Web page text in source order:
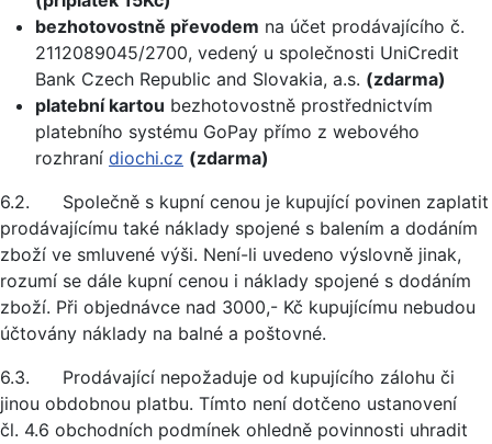
bezhotovostně převodem na účet prodávajícího č.
2112089045/2700, vedený u společnosti UniCredit
Bank Czech Republic and Slovakia, a.s. (zdarma)
platební kartou bezhotovostně prostřednictvím
platebního systému GoPay přímo z webového
rozhraní diochi.cz (zdarma)
6.2. Společně s kupní cenou je kupující povinen zaplatit
prodávajícímu také náklady spojené s balením a dodáním
zboží ve smluvené výši. Není-li uvedeno výslovně jinak,
rozumí se dále kupní cenou i náklady spojené s dodáním
zboží. Při objednávce nad 3000,- Kč kupujícímu nebudou
účtovány náklady na balné a poštovné.
6.3. Prodávající nepožaduje od kupujícího zálohu či
jinou obdobnou platbu. Tímto není dotčeno ustanovení
čl. 4.6 obchodních podmínek ohledně povinnosti uhradit